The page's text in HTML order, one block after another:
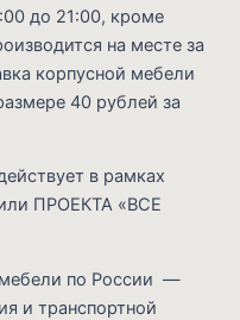
до 21:00, кроме
на месте за
корпусной мебели
40 рублей за
в рамках
ПРОЕКТА «ВСЕ
по России —
и транспортной